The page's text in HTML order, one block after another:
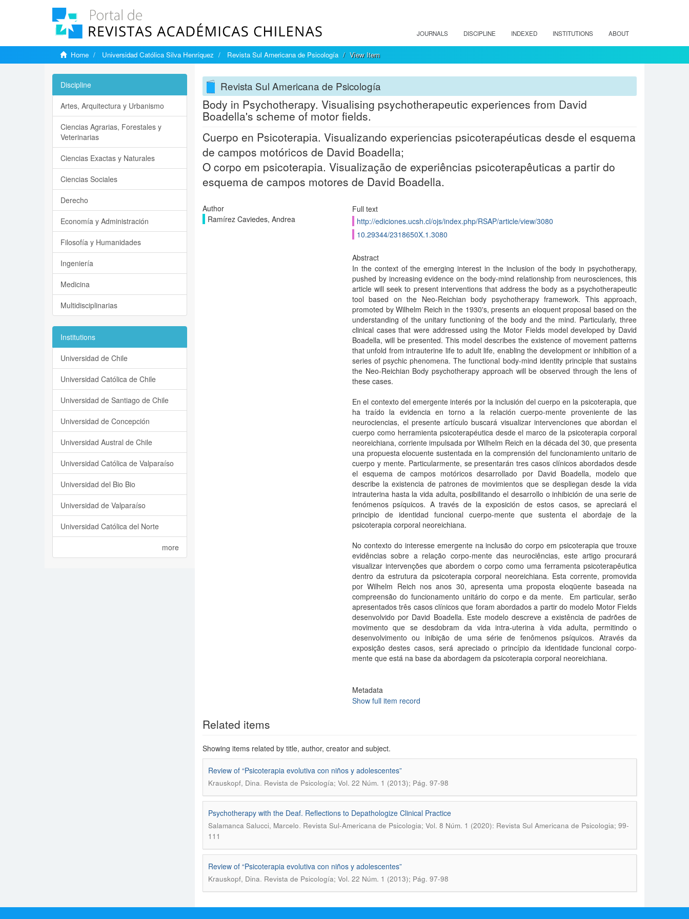
JOURNALS DISCIPLINE INDEXED INSTITUTIONS ABOUT
Home Universidad Católica Silva Henríquez Revista Sul Americana de Psicología View Item
Revista Sul Americana de Psicología
Body in Psychotherapy. Visualising psychotherapeutic experiences from David
Boadella's scheme of motor fields.
Cuerpo en Psicoterapia. Visualizando experiencias psicoterapéuticas desde el esquema
de campos motóricos de David Boadella;
O corpo em psicoterapia. Visualização de experiências psicoterapêuticas a partir do
esquema de campos motores de David Boadella.
Author
Ramí­rez Caviedes, Andrea
Full text
http://ediciones.ucsh.cl/ojs/index.php/RSAP/article/view/3080
10.29344/2318650X.1.3080
Abstract
In the context of the emerging interest in the inclusion of the body in psychotherapy,
pushed by increasing evidence on the body-mind relationship from neurosciences, this
article will seek to present interventions that address the body as a psychotherapeutic
tool based on the Neo-Reichian body psychotherapy framework. This approach,
promoted by Wilhelm Reich in the 1930's, presents an eloquent proposal based on the
understanding of the unitary functioning of the body and the mind. Particularly, three
clinical cases that were addressed using the Motor Fields model developed by David
Boadella, will be presented. This model describes the existence of movement patterns
that unfold from intrauterine life to adult life, enabling the development or inhibition of a
series of psychic phenomena. The functional body-mind identity principle that sustains
the Neo-Reichian Body psychotherapy approach will be observed through the lens of
these cases.
En el contexto del emergente interés por la inclusión del cuerpo en la psicoterapia, que
ha traído la evidencia en torno a la relación cuerpo-mente proveniente de las
neurociencias, el presente artículo buscará visualizar intervenciones que abordan el
cuerpo como herramienta psicoterapéutica desde el marco de la psicoterapia corporal
neoreichiana, corriente impulsada por Wilhelm Reich en la década del 30, que presenta
una propuesta elocuente sustentada en la comprensión del funcionamiento unitario de
cuerpo y mente. Particularmente, se presentarán tres casos clínicos abordados desde
el esquema de campos motóricos desarrollado por David Boadella, modelo que
describe la existencia de patrones de movimientos que se despliegan desde la vida
intrauterina hasta la vida adulta, posibilitando el desarrollo o inhibición de una serie de
fenómenos psíquicos. A través de la exposición de estos casos, se apreciará el
principio de identidad funcional cuerpo-mente que sustenta el abordaje de la
psicoterapia corporal neoreichiana.
No contexto do interesse emergente na inclusão do corpo em psicoterapia que trouxe
evidências sobre a relação corpo-mente das neurociências, este artigo procurará
visualizar intervenções que abordem o corpo como uma ferramenta psicoterapêutica
dentro da estrutura da psicoterapia corporal neoreichiana. Esta corrente, promovida
por Wilhelm Reich nos anos 30, apresenta uma proposta eloqüente baseada na
compreensão do funcionamento unitário do corpo e da mente. Em particular, serão
apresentados três casos clínicos que foram abordados a partir do modelo Motor Fields
desenvolvido por David Boadella. Este modelo descreve a existência de padrões de
movimento que se desdobram da vida intra-uterina à vida adulta, permitindo o
desenvolvimento ou inibição de uma série de fenômenos psíquicos. Através da
exposição destes casos, será apreciado o princípio da identidade funcional corpo-
mente que está na base da abordagem da psicoterapia corporal neoreichiana.
Metadata
Show full item record
Related items
Showing items related by title, author, creator and subject.
Review of “Psicoterapia evolutiva con niños y adolescentes”
Krauskopf, Dina. Revista de Psicología; Vol. 22 Núm. 1 (2013); Pág. 97-98
Psychotherapy with the Deaf. Reflections to Depathologize Clinical Practice
Salamanca Salucci, Marcelo. Revista Sul-Americana de Psicologia; Vol. 8 Núm. 1 (2020): Revista Sul Americana de Psicologia; 99-
111
Review of “Psicoterapia evolutiva con niños y adolescentes”
Krauskopf, Dina. Revista de Psicología; Vol. 22 Núm. 1 (2013); Pág. 97-98
Discipline
Artes, Arquitectura y Urbanismo
Ciencias Agrarias, Forestales y
Veterinarias
Ciencias Exactas y Naturales
Ciencias Sociales
Derecho
Economía y Administración
Filosofía y Humanidades
Ingeniería
Medicina
Multidisciplinarias
Institutions
Universidad de Chile
Universidad Católica de Chile
Universidad de Santiago de Chile
Universidad de Concepción
Universidad Austral de Chile
Universidad Católica de Valparaíso
Universidad del Bio Bio
Universidad de Valparaíso
Universidad Católica del Norte
more